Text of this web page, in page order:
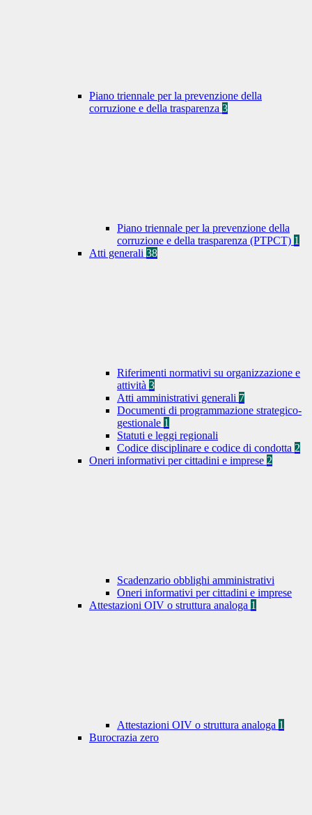
Piano triennale per la prevenzione della
corruzione e della trasparenza 3
Piano triennale per la prevenzione della
corruzione e della trasparenza (PTPCT) 1
Atti generali 38
Riferimenti normativi su organizzazione e
attività 3
Atti amministrativi generali 7
Documenti di programmazione strategico-
gestionale 1
Statuti e leggi regionali
Codice disciplinare e codice di condotta 2
Oneri informativi per cittadini e imprese 2
Scadenzario obblighi amministrativi
Oneri informativi per cittadini e imprese
Attestazioni OIV o struttura analoga 1
Attestazioni OIV o struttura analoga 1
Burocrazia zero